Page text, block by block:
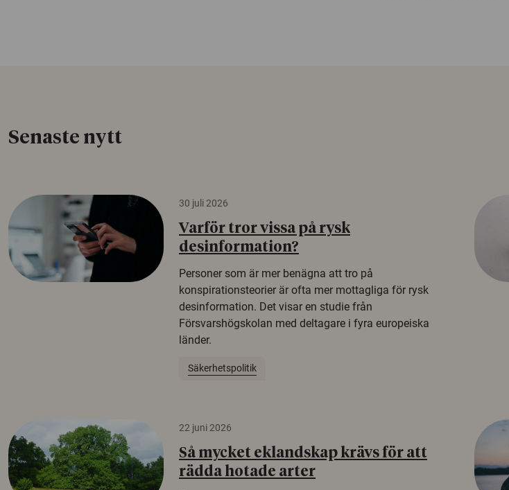
Senaste nytt
30 juli 2026
Varför tror vissa på rysk
desinformation?
Personer som är mer benägna att tro på
konspirationsteorier är ofta mer mottagliga för rysk
desinformation. Det visar en studie från
Försvarshögskolan med deltagare i fyra europeiska
länder.
Säkerhetspolitik
22 juni 2026
Så mycket eklandskap krävs för att
rädda hotade arter